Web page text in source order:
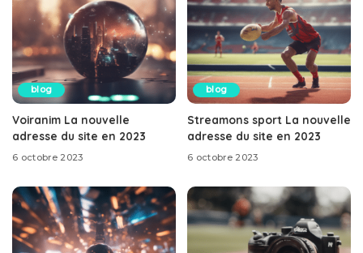
blog
Voiranim La nouvelle
adresse du site en 2023
6 octobre 2023
blog
Streamons sport La nouvelle
adresse du site en 2023
6 octobre 2023